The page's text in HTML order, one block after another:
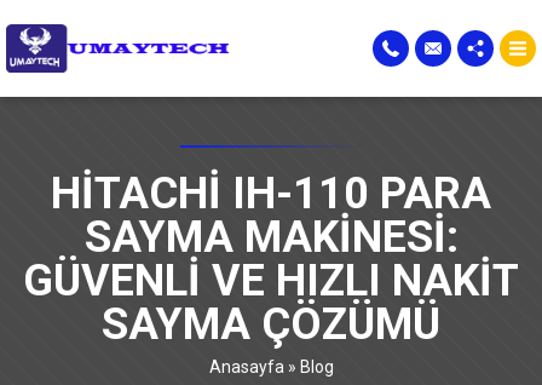
HITACHI IH-110 PARA
SAYMA MAKINESI:
GÜVENLI VE HIZLI NAKIT
SAYMA ÇÖZÜMÜ
Anasayfa » Blog